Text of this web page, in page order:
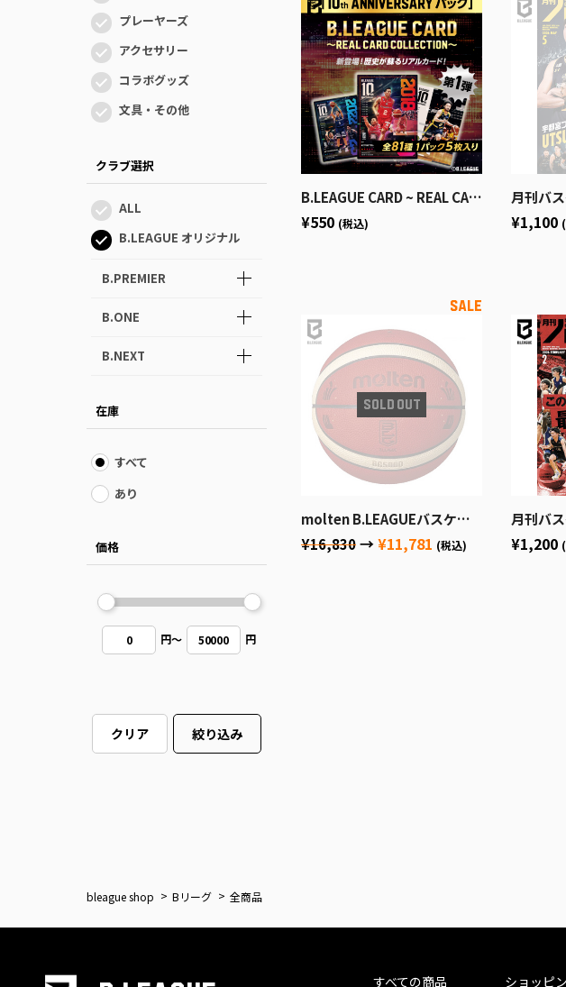
プレーヤーズ
アクセサリー
コラボグッズ
文具・その他
クラブ選択
ALL
B.LEAGUE オリジナル
B.PREMIER
B.ONE
B.NEXT
在庫
すべて
あり
価格
0 円～ 50000 円
クリア 絞り込み
B.LEAGUE CARD ~ REAL CARD COLLECTION~＜10th ANNIVERSARY パック＞
¥550 (税込)
月刊バスケットボ
¥1,100
molten B.LEAGUEバスケットボール公式試合球
¥16,830→¥11,781 (税込)
月刊バスケットボ
¥1,200
bleague shop Bリーグ 全商品
すべての商品 ショッピ